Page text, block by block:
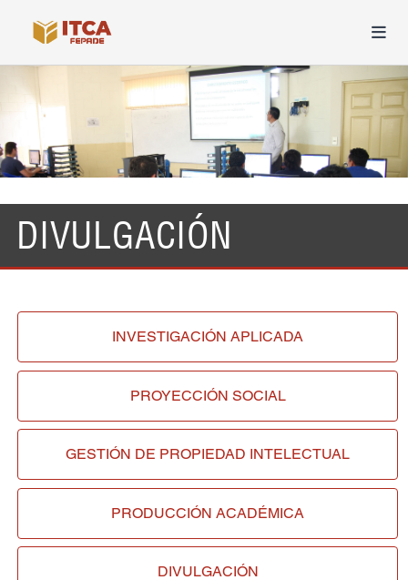
DIVULGACIÓN
INVESTIGACIÓNAPLICADA
PROYECCIÓN SOCIAL
GESTIÓN DE PROPIEDAD INTELECTUAL
PRODUCCIÓN ACADÉMICA
DIVULGACIÓN